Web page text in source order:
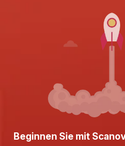
Beginnen Sie mit